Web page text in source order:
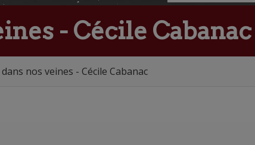
- Cécile Cabanac
nos veines - Cécile Cabanac